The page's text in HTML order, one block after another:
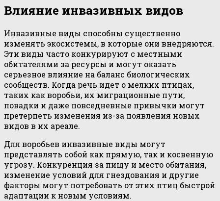
Влияние инвазивных видов
Инвазивные виды способны существенно
изменять экосистемы, в которые они внедряются.
Эти виды часто конкурируют с местными
обитателями за ресурсы и могут оказать
серьезное влияние на баланс биологических
сообществ. Когда речь идет о мелких птицах,
таких как воробьи, их миграционные пути,
повадки и даже повседневные привычки могут
претерпеть изменения из-за появления новых
видов в их ареале.
Для воробьев инвазивные виды могут
представлять собой как прямую, так и косвенную
угрозу. Конкуренция за пищу и место обитания,
изменение условий для гнездования и другие
факторы могут потребовать от этих птиц быстрой
адаптации к новым условиям.